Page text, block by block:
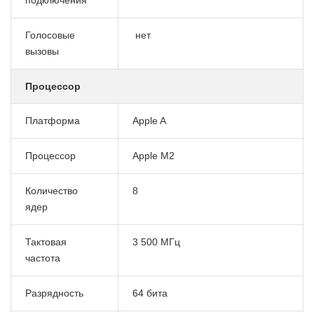
Голосовые
вызовы
нет
Процессор
Платформа Apple A
Процессор Apple M2
Количество
ядер
8
Тактовая
частота
3 500 МГц
Разрядность 64 бита